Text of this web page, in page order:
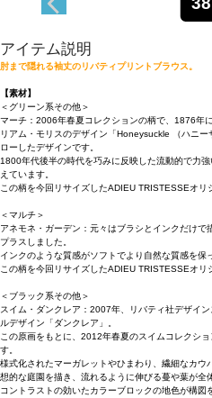
アイテム説明
肘まで隠れる袖丈のリバティプリントブラウス。
【素材】
＜グリーン系その他＞
マーチ：2006年春夏コレクションの柄で、1876年
リアム・モリスのデザイン「Honeysuckle （ハニ
ローしたデザインです。
1800年代後半の時代を巧みに反映した流動的で力
えています。
この柄を今回リサイズしたADIEU TRISTESSEオリ
＜マルチ＞
アネモネ・ガーデン：元々はブラシとインクだけ
プラスしました。
インクのような質感がソフトでより自然な質感を保
この柄を今回リサイズしたADIEU TRISTESSEオリ
＜ブラック系その他＞
スイム・ダンクレア：2007年、リバティ社デザイ
ルデザイン「ダンクレア」。
この原画をもとに、2012年春夏のスイムコレクシ
す。
様式化されたマーガレットやひまわり、繊細なカウ
想的な庭園を描き、流れるように伸びる蔓や葉が全
コントラストの効いたカラーブロックの地色が構